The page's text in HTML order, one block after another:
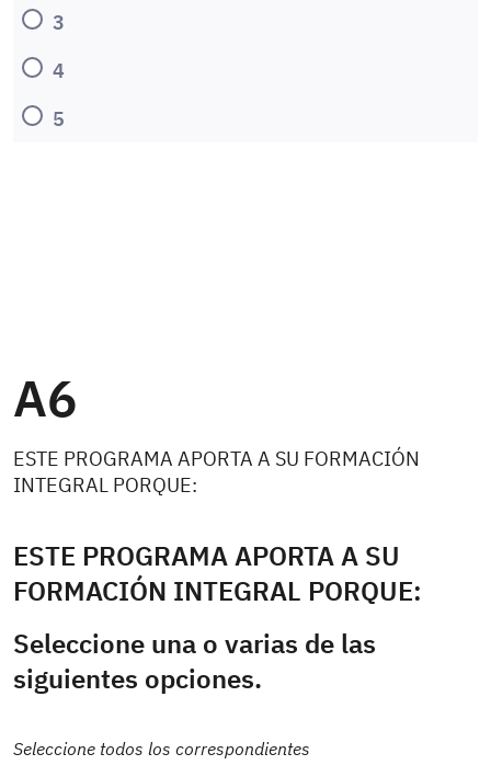
3
4
5
A6
ESTE PROGRAMA APORTA A SU FORMACIÓN
INTEGRAL PORQUE:
ESTE PROGRAMA APORTA A SU
FORMACIÓN INTEGRAL PORQUE:
Seleccione una o varias de las
siguientes opciones.
Seleccione todos los correspondientes